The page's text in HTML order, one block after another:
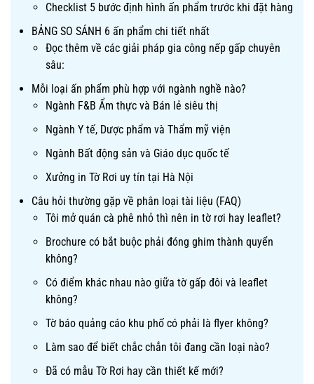
Checklist 5 bước định hình ấn phẩm trước khi đặt hàng
BẢNG SO SÁNH 6 ấn phẩm chi tiết nhất
Đọc thêm về các giải pháp gia công nếp gấp chuyên
sâu:
Mỗi loại ấn phẩm phù hợp với ngành nghề nào?
Ngành F&B Ẩm thực và Bán lẻ siêu thị
Ngành Y tế, Dược phẩm và Thẩm mỹ viện
Ngành Bất động sản và Giáo dục quốc tế
Xưởng in Tờ Rơi uy tín tại Hà Nội
Câu hỏi thường gặp về phân loại tài liệu (FAQ)
Tôi mở quán cà phê nhỏ thì nên in tờ rơi hay leaflet?
Brochure có bắt buộc phải đóng ghim thành quyển
không?
Có điểm khác nhau nào giữa tờ gấp đôi và leaflet
không?
Tờ báo quảng cáo khu phố có phải là flyer không?
Làm sao để biết chắc chắn tôi đang cần loại nào?
Đã có mẫu Tờ Rơi hay cần thiết kế mới?